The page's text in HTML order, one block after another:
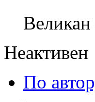
Великан
Неактивен
По